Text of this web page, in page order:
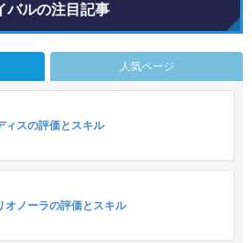
バルの注目記事
人気ページ
ィスの評価とスキル
オノーラの評価とスキル